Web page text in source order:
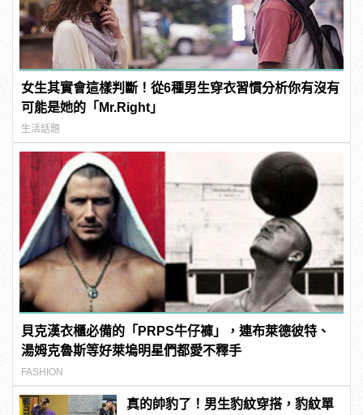
女生其實會這樣判斷！從6種男生穿衣習慣分析你有沒有
可能是她的「Mr.Right」
生活話題
貝克漢衣櫃必備的「PRPS牛仔褲」，連布萊德彼特、
湯姆克魯斯等好萊塢明星們都愛不釋手
FASHION
真的帥豹了！男生豹紋穿搭，豹紋單